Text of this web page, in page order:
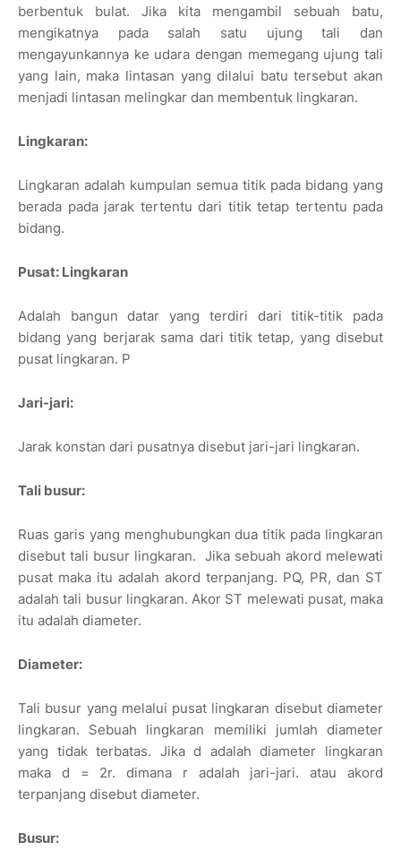
berbentuk bulat. Jika kita mengambil sebuah batu,
mengikatnya pada salah satu ujung tali dan
mengayunkannya ke udara dengan memegang ujung tali
yang lain, maka lintasan yang dilalui batu tersebut akan
menjadi lintasan melingkar dan membentuk lingkaran.
Lingkaran:
Lingkaran adalah kumpulan semua titik pada bidang yang
berada pada jarak tertentu dari titik tetap tertentu pada
bidang.
Pusat: Lingkaran
Adalah bangun datar yang terdiri dari titik-titik pada
bidang yang berjarak sama dari titik tetap, yang disebut
pusat lingkaran. P
Jari-jari:
Jarak konstan dari pusatnya disebut jari-jari lingkaran.
Tali busur:
Ruas garis yang menghubungkan dua titik pada lingkaran
disebut tali busur lingkaran. Jika sebuah akord melewati
pusat maka itu adalah akord terpanjang. PQ, PR, dan ST
adalah tali busur lingkaran. Akor ST melewati pusat, maka
itu adalah diameter.
Diameter:
Tali busur yang melalui pusat lingkaran disebut diameter
lingkaran. Sebuah lingkaran memiliki jumlah diameter
yang tidak terbatas. Jika d adalah diameter lingkaran
maka d = 2r. dimana r adalah jari-jari. atau akord
terpanjang disebut diameter.
Busur: